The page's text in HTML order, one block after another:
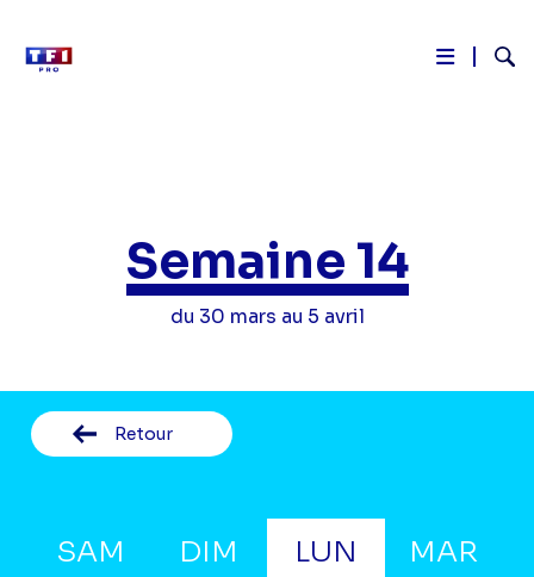
Semaine 14
du 30 mars au 5 avril
Retour
SAM
DIM
LUN
MAR